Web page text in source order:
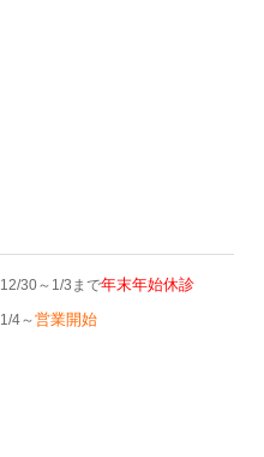
12/30～1/3まで年末年始休診
1/4～営業開始